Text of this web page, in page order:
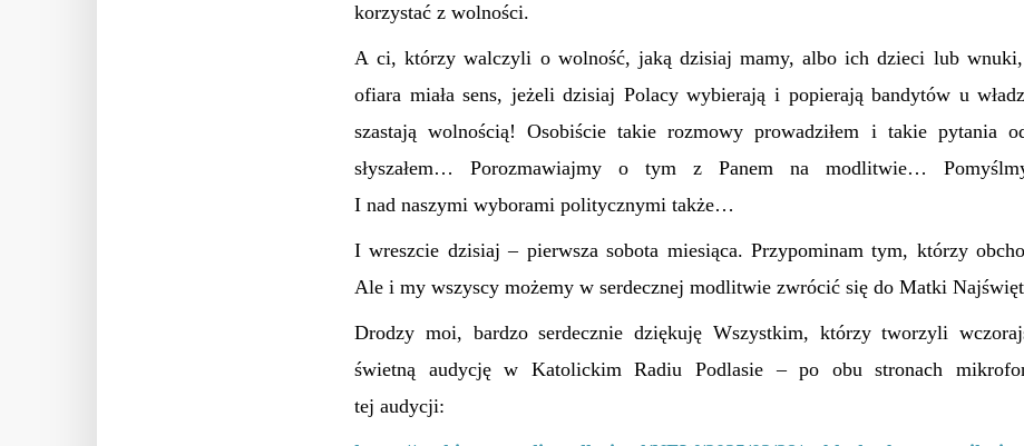
korzystać z wolności.
A ci, którzy walczyli o wolność, jaką dzisiaj mamy, albo ich dzieci lub
ofiara miała sens, jeżeli dzisiaj Polacy wybierają i popierają bandytów u
szastają wolnością! Osobiście takie rozmowy prowadziłem i takie pytania
słyszałem… Porozmawiajmy o tym z Panem na modlitwie…
I nad naszymi wyborami politycznymi także…
I wreszcie dzisiaj – pierwsza sobota miesiąca. Przypominam tym, którzy
Ale i my wszyscy możemy w serdecznej modlitwie zwrócić się do Matki
Drodzy moi, bardzo serdecznie dziękuję Wszystkim, którzy tworzyli
świetną audycję w Katolickim Radiu Podlasie – po obu stronach
tej audycji: